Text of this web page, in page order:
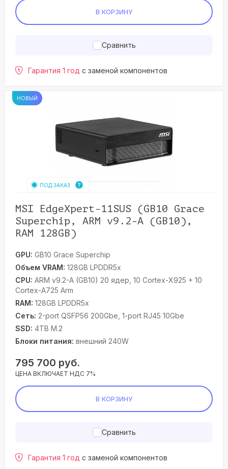
В КОРЗИНУ
Сравнить
Гарантия 1 год с заменой компонентов
НОВЫЙ
ПОД ЗАКАЗ
MSI EdgeXpert-11SUS (GB10 Grace
Superchip, ARM v9.2-A (GB10),
RAM 128GB)
GPU: GB10 Grace Superchip
Объем VRAM: 128GB LPDDR5x
CPU: ARM v9.2-A (GB10) 20 ядер, 10 Cortex-X925 + 10
Cortex-A725 Arm
RAM: 128GB LPDDR5x
Сеть: 2-port QSFP56 200Gbe, 1-port RJ45 10Gbe
SSD: 4TB M.2
Блоки питания: внешний 240W
795 700 руб.
ЦЕНА ВКЛЮЧАЕТ НДС 7%
В КОРЗИНУ
Сравнить
Гарантия 1 год с заменой компонентов